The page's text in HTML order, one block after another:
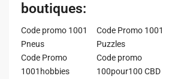
boutiques:
Code promo 1001
Pneus
Code Promo 1001
Puzzles
Code Promo
1001hobbies
Code promo
100pour100 CBD